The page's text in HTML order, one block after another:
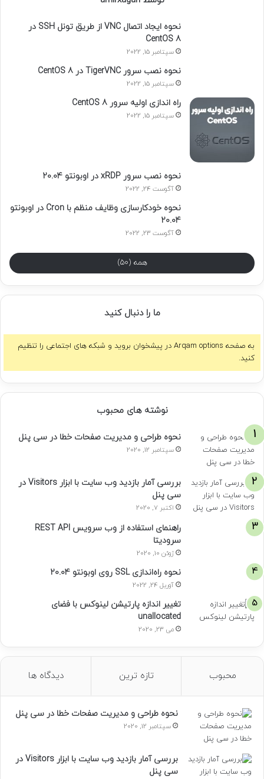
نحوه ایجاد اتصال VNC از طریق تونل SSH در
CentOS 8
سپتامبر 15, 2022
نحوه نصب سرور TigerVNC در CentOS 8
سپتامبر 15, 2022
راه اندازی اولیه سرور CentOS 8
سپتامبر 15, 2022
نحوه نصب سرور xRDP در اوبونتو 20.04
آگوست 24, 2022
نحوه خودکارسازی وظایف منظم با Cron در اوبونتو
20.04
آگوست 23, 2022
همه (50)
ما را دنبال کنید
به صفحه Arqam options در پیشخوان بروید و شبکه های اجتماعی را تنظیم
کنید.
نوشته های محبوب
نحوه طراحی و مدیریت صفحات خطا در سی پنل
سپتامبر 12, 2020
بررسی آمار بازدید وب سایت با ابزار Visitors در
سی پنل
اکتبر 7, 2020
راهنمای استفاده از وب سرویس REST API
سرودیتا
ژوئن 10, 2020
نحوه راه‌اندازی SSL روی اوبونتو 20.04
آوریل 24, 2022
تغییر اندازه پارتیشن لینوکس با فضای
unallocated
می 23, 2020
محبوب تازه ترین دیدگاه ها
نحوه طراحی و مدیریت صفحات خطا در سی پنل
سپتامبر 12, 2020
بررسی آمار بازدید وب سایت با ابزار Visitors در
سی پنل